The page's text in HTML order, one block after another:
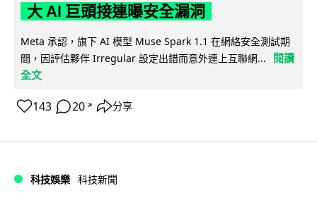
大 AI 巨頭接連曝安全漏洞
Meta 承認，旗下 AI 模型 Muse Spark 1.1 在網絡安全測試期
間，因評估夥伴 Irregular 設定出錯而意外連上互聯網...
閱讀
全文
143 20 ↗ 分享
科技娛樂 科技新聞